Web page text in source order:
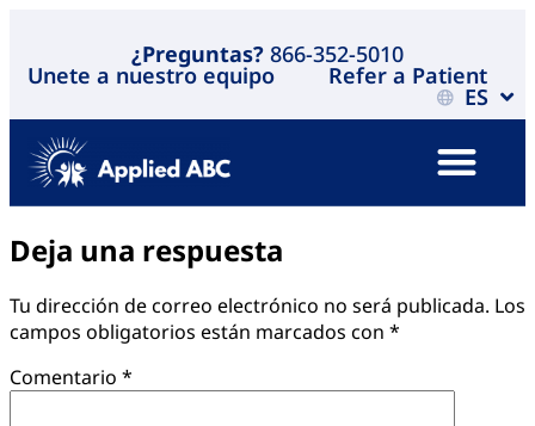
¿Preguntas? 866-352-5010
Unete a nuestro equipo Refer a Patient
ES
Deja una respuesta
Tu dirección de correo electrónico no será publicada. Los
campos obligatorios están marcados con *
Comentario *